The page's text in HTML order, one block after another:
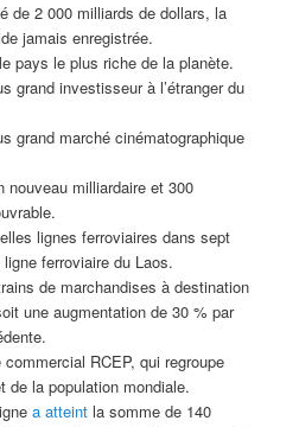
de 2 000 milliards de dollars, la
jamais enregistrée.
pays le plus riche de la planète.
grand investisseur à l’étranger du
grand marché cinématographique
nouveau milliardaire et 300
lignes ferroviaires dans sept
ferroviaire du Laos.
de marchandises à destination
une augmentation de 30 % par
RCEP, qui regroupe
de la population mondiale.
a atteintla somme de 140